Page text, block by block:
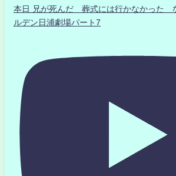
本日 兄が死んだ 葬式には行かなかった
ルデン日浦劇場パート7